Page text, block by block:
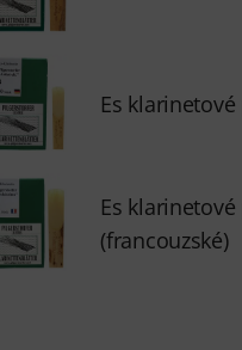
Es
Es
(francouzské)